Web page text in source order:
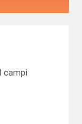
I campi